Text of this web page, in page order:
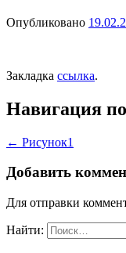
Опубликовано
Закладка ссылка.
Навигация
← Рисунок1
Добавить
Для отправки
Найти: